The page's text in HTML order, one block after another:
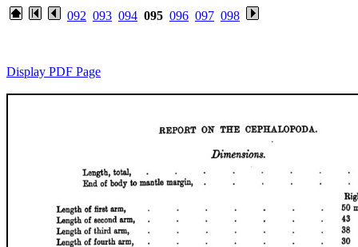
092 093 094 095 096 097 098
Display PDF Page